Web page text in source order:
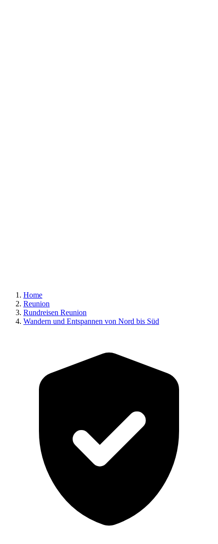
Home
Reunion
Rundreisen Reunion
Wandern und Entspannen von Nord bis Süd